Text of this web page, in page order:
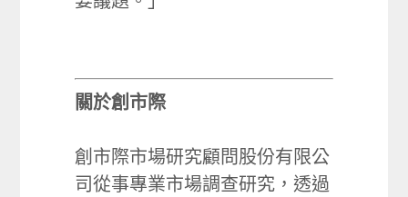
關於創市際
創市際市場研究顧問股份有限公
司從事專業市場調查研究，透過